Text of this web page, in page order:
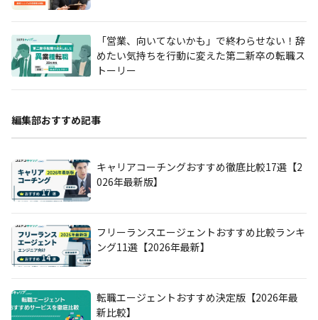
「営業、向いてないかも」で終わらせない！辞
めたい気持ちを行動に変えた第二新卒の転職ス
トーリー
編集部おすすめ記事
キャリアコーチングおすすめ徹底比較17選【2
026年最新版】
フリーランスエージェントおすすめ比較ランキ
ング11選【2026年最新】
転職エージェントおすすめ決定版【2026年最
新比較】